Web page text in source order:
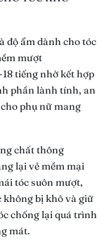
độ ẩm dành cho tóc
mượt
tiếng nhờ kết hợp
phần lành tính, an
phụ nữ mang
chất thông
lại vẻ mềm mại
tóc suôn mượt,
không bị khô và giữ
chống lại quá trình
mát.